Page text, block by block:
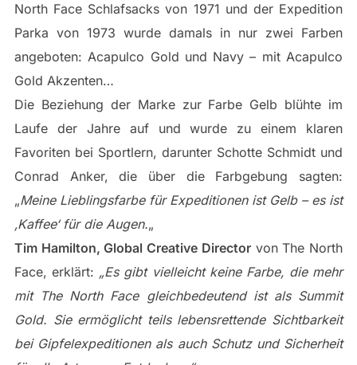
North Face Schlafsacks von 1971 und der Expedition
Parka von 1973 wurde damals in nur zwei Farben
angeboten: Acapulco Gold und Navy – mit Acapulco
Gold Akzenten…
Die Beziehung der Marke zur Farbe Gelb blühte im
Laufe der Jahre auf und wurde zu einem klaren
Favoriten bei Sportlern, darunter Schotte Schmidt und
Conrad Anker, die über die Farbgebung sagten:
„Meine Lieblingsfarbe für Expeditionen ist Gelb – es ist
‚Kaffee‘ für die Augen.„
Tim Hamilton, Global Creative Directorvon The North
Face, erklärt: „Es gibt vielleicht keine Farbe, die mehr
mit The North Face gleichbedeutend ist als Summit
Gold. Sie ermöglicht teils lebensrettende Sichtbarkeit
bei Gipfelexpeditionen als auch Schutz und Sicherheit